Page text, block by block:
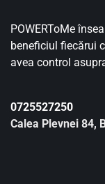
POWERToMe
beneficiul fiecărui
avea control
0725527250
Calea Plevnei 84,